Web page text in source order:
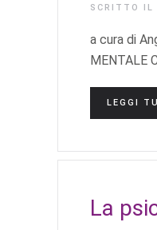
SCRITTO IL
a cura di
MENTALE
LEGGI
La